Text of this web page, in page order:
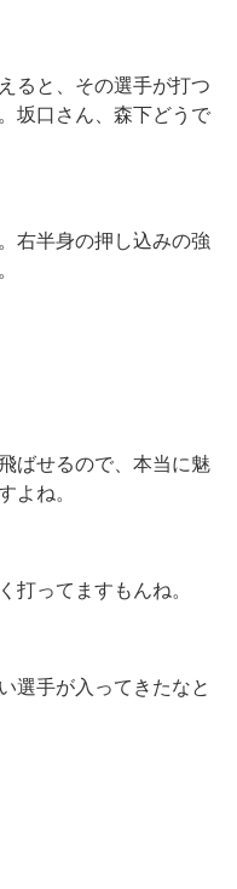
ると、その選手が打つ
坂口さん、森下どうで
右半身の押し込みの強
ばせるので、本当に魅
よね。
ってますもんね。
選手が入ってきたなと